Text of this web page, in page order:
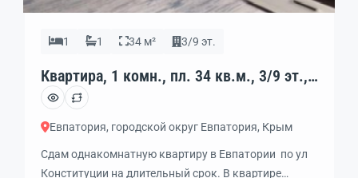
1 1 34 м² 3/9 эт.
Квартира, 1 комн., пл. 34 кв.м., 3/9 эт.,
код: 449580
Евпатория, городской округ Евпатория, Крым
Сдам однакомнатную квартиру в Евпатории по ул
Конституции на длительный срок. В квартире